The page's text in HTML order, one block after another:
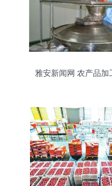
雅安新闻网 农产品